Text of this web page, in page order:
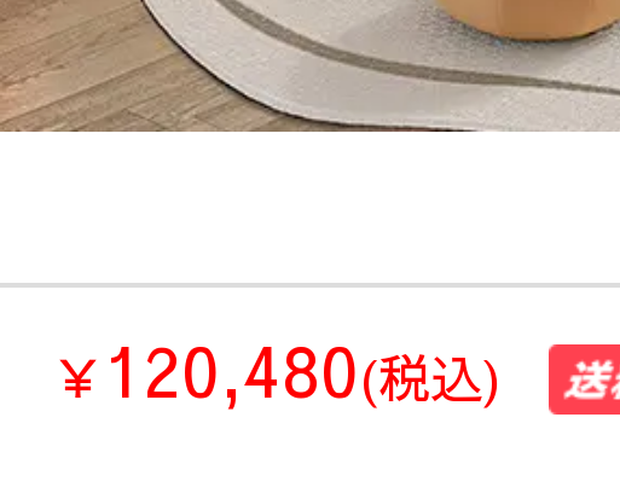
￥ 120,480(税込)